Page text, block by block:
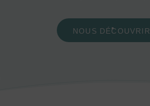
NOUS DÉCOUVRIR